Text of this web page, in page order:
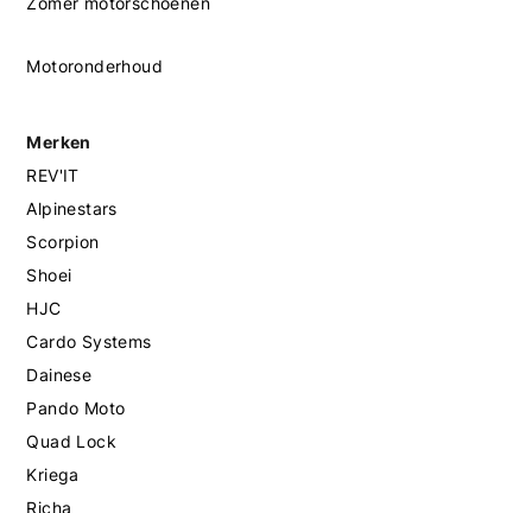
Motoronderhoud
Merken
REV'IT
Alpinestars
Scorpion
Shoei
HJC
Cardo Systems
Dainese
Pando Moto
Quad Lock
Kriega
Richa